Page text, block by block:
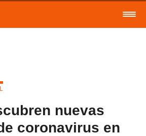
nuevas
coronavirus en